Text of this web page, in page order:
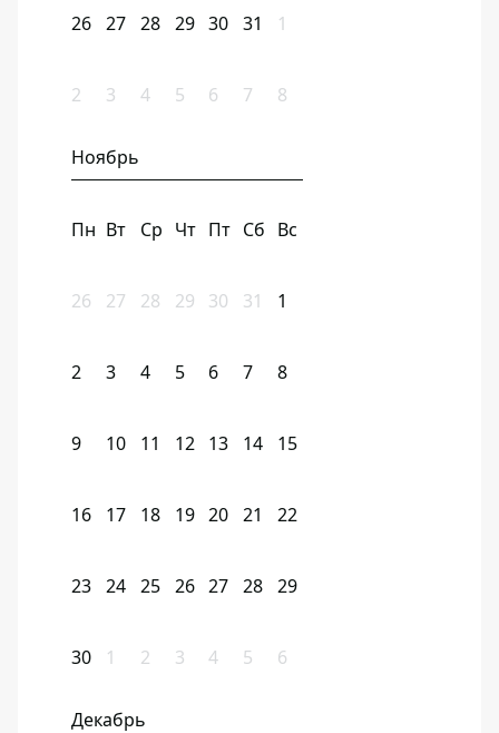
26 27 28 29 30 31 1
2 3 4 5 6 7 8
Ноябрь
Пн Вт Ср Чт Пт Сб Вс
26 27 28 29 30 31 1
2 3 4 5 6 7 8
9 10 11 12 13 14 15
16 17 18 19 20 21 22
23 24 25 26 27 28 29
30 1 2 3 4 5 6
Декабрь